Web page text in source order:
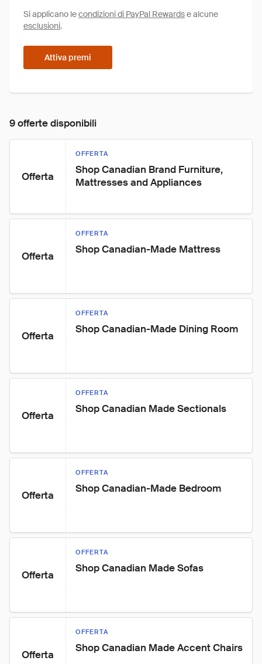
Si applicano lecondizioni di PayPal Rewardse alcune
esclusioni.
Attiva premi
9 offerte disponibili
Offerta
OFFERTA
Shop Canadian Brand Furniture,
Mattresses and Appliances
Offerta
OFFERTA
Shop Canadian-Made Mattress
Offerta
OFFERTA
Shop Canadian-Made Dining Room
Offerta
OFFERTA
Shop Canadian Made Sectionals
Offerta
OFFERTA
Shop Canadian-Made Bedroom
Offerta
OFFERTA
Shop Canadian Made Sofas
Offerta
OFFERTA
Shop Canadian Made Accent Chairs